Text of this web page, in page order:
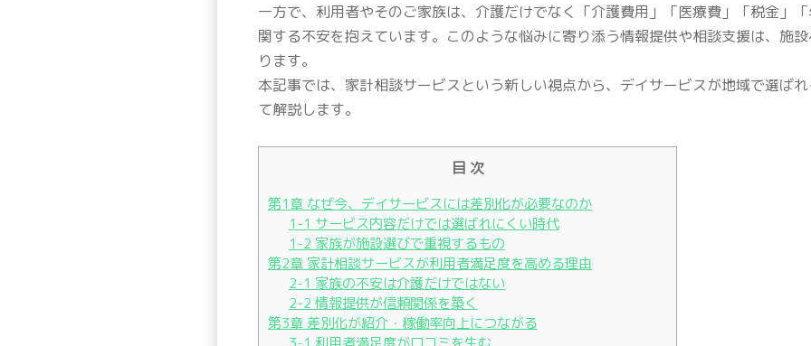
一方で、利用者やそのご家族は、介護だけでなく「介護費用」「医療費」「税金」
関する不安を抱えています。このような悩みに寄り添う情報提供や相談支援は、施
ります。
本記事では、家計相談サービスという新しい視点から、デイサービスが地域で選ば
て解説します。
目 次
第1章 なぜ今、デイサービスには差別化が必要なのか
1-1 サービス内容だけでは選ばれにくい時代
1-2 家族が施設選びで重視するもの
第2章 家計相談サービスが利用者満足度を高める理由
2-1 家族の不安は介護だけではない
2-2 情報提供が信頼関係を築く
第3章 差別化が紹介・稼働率向上につながる